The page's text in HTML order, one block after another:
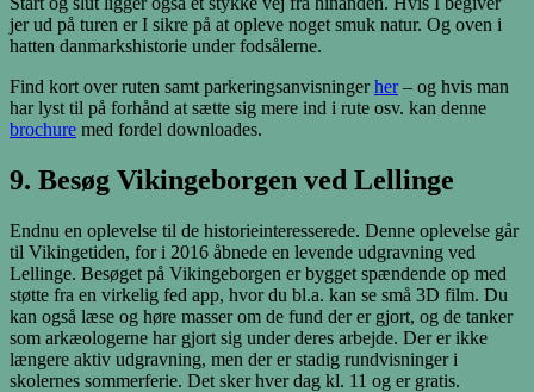
jer ud på turen er I sikre på at opleve noget smuk natur. Og oven i
hatten danmarkshistorie under fodsålerne.
Find kort over ruten samt parkeringsanvisningerher– og hvis man
har lyst til på forhånd at sætte sig mere ind i rute osv. kan denne
brochure med fordel downloades.
9. Besøg Vikingeborgen ved Lellinge
Endnu en oplevelse til de historieinteresserede. Denne oplevelse går
til Vikingetiden, for i 2016 åbnede en levende udgravning ved
Lellinge. Besøget på Vikingeborgen er bygget spændende op med
støtte fra en virkelig fed app, hvor du bl.a. kan se små 3D film. Du
kan også læse og høre masser om de fund der er gjort, og de tanker
som arkæologerne har gjort sig under deres arbejde. Der er ikke
længere aktiv udgravning, men der er stadig rundvisninger i
skolernes sommerferie. Det sker hver dag kl. 11 og er gratis.